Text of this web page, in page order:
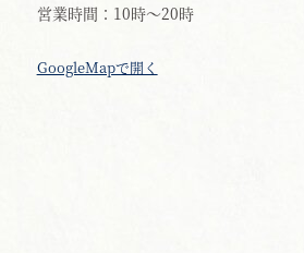
営業時間 10時～20時
GoogleMapで開く